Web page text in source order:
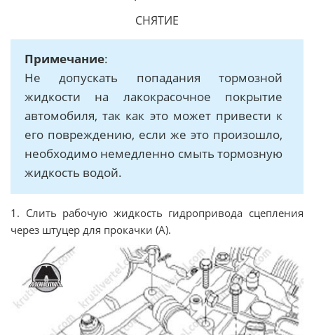
СНЯТИЕ
Примечание:
Не допускать попадания тормозной
жидкости на лакокрасочное покрытие
автомобиля, так как это может привести к
его повреждению, если же это произошло,
необходимо немедленно смыть тормозную
жидкость водой.
1. Слить рабочую жидкость гидропривода сцепления
через штуцер для прокачки (А).